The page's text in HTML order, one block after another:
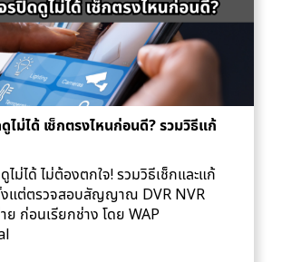
ไม่ได้ เช็กตรงไหนก่อนดี? รวมวิธีแก้
ม่ได้ ไม่ต้องตกใจ! รวมวิธีเช็กและแก้
แต่ตรวจสอบสัญญาณ DVR NVR
ย ก่อนเรียกช่าง โดย WAP